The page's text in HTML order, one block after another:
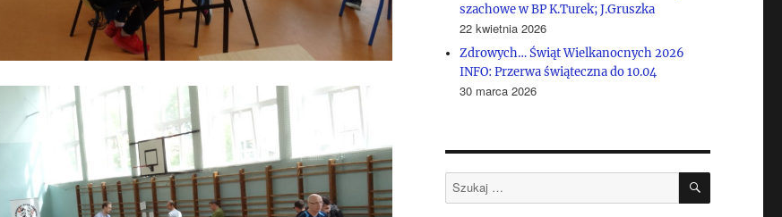
szachowe w BP K.Turek; J.Gruszka
22 kwietnia 2026
Zdrowych… Świąt Wielkanocnych 2026
INFO: Przerwa świąteczna do 10.04
30 marca 2026
Szukaj: SZUKAJ